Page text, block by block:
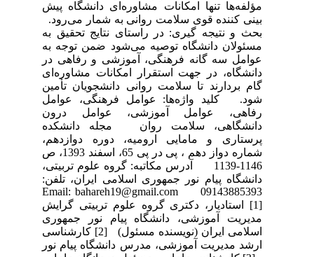
مؤلفه‌ها تنها امکانات مشاوره‌ای دانشگاه پیش
بینی کننده قوی سلامت روانی به شمار می‌رود.
بحث و نتیجه گیری: در راستای نتایج تحقیق به
مسئولان دانشگاه توصیه می‌شود ضمن توجه به
عوامل سه گانه فرهنگی، آموزشی و رفاهی در
دانشگاه، در جهت استقرار امکانات مشاوره‌ای
گام بردارند تا سلامت روانی دانشجویان تأمین
شود. کلید واژه‌ها: عوامل فرهنگی، عوامل
رفاهی، عوامل آموزشی، عوامل درون
دانشگاهی، سلامت روان مجله دانشکده
پرستاری و مامایی ارومیه، دوره دوازدهم،
شماره دواز دهم ، پی در پی 65، اسفند 1393، ص
1146-1139 آدرس مکاتبه: گروه علوم تربیتی،
دانشگاه پیام نور جمهوری اسلامی ایران، تلفن:
09143885393 Email: bahareh19@gmail.com
[1] استادیار، دکتری گروه علوم تربیتی گرایش
مدیریت آموزشی، دانشگاه پیام نور جمهوری
اسلامی ایران (نویسنده مسئول) [2] کارشناسی
ارشد مدیریت آموزشی، مدرس دانشگاه پیام نور